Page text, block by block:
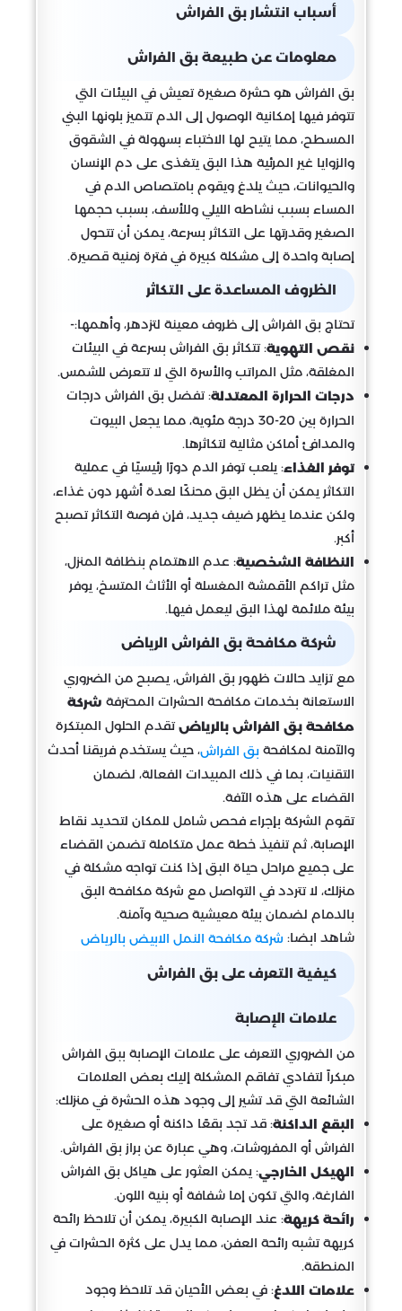
أسباب انتشار بق الفراش
معلومات عن طبيعة بق الفراش
بق الفراش هو حشرة صغيرة تعيش في البيئات التي
تتوفر فيها إمكانية الوصول إلى الدم تتميز بلونها البني
المسطح، مما يتيح لها الاختباء بسهولة في الشقوق
والزوايا غير المرئية هذا البق يتغذى على دم الإنسان
والحيوانات، حيث يلدغ ويقوم بامتصاص الدم في
المساء بسبب نشاطه الليلي وللأسف، بسبب حجمها
الصغير وقدرتها على التكاثر بسرعة، يمكن أن تتحول
إصابة واحدة إلى مشكلة كبيرة في فترة زمنية قصيرة.
الظروف المساعدة على التكاثر
تحتاج بق الفراش إلى ظروف معينة لتزدهر، وأهمها:-
نقص التهوية: تتكاثر بق الفراش بسرعة في البيئات
المغلقة، مثل المراتب والأسرة التي لا تتعرض للشمس.
درجات الحرارة المعتدلة: تفضل بق الفراش درجات
الحرارة بين 20-30 درجة مئوية، مما يجعل البيوت
والمدافئ أماكن مثالية لتكاثرها.
توفر الغذاء: يلعب توفر الدم دورًا رئيسيًا في عملية
التكاثر يمكن أن يظل البق محنكًا لعدة أشهر دون غذاء،
ولكن عندما يظهر ضيف جديد، فإن فرصة التكاثر تصبح
أكبر.
النظافة الشخصية: عدم الاهتمام بنظافة المنزل،
مثل تراكم الأقمشة المغسلة أو الأثاث المتسخ، يوفر
بيئة ملائمة لهذا البق ليعمل فيها.
شركة مكافحة بق الفراش الرياض
مع تزايد حالات ظهور بق الفراش، يصبح من الضروري
الاستعانة بخدمات مكافحة الحشرات المحترفة شركة
مكافحة بق الفراش بالرياضتقدم الحلول المبتكرة
والآمنة لمكافحة بق الفراش، حيث يستخدم فريقنا أحدث
التقنيات، بما في ذلك المبيدات الفعالة، لضمان
القضاء على هذه الآفة.
تقوم الشركة بإجراء فحص شامل للمكان لتحديد نقاط
الإصابة، ثم تنفيذ خطة عمل متكاملة تضمن القضاء
على جميع مراحل حياة البق إذا كنت تواجه مشكلة في
منزلك، لا تتردد في التواصل مع شركة مكافحة البق
بالدمام لضمان بيئة معيشية صحية وآمنة.
شاهد ابضا: شركة مكافحة النمل الابيض بالرياض
كيفية التعرف على بق الفراش
علامات الإصابة
من الضروري التعرف على علامات الإصابة ببق الفراش
مبكراً لتفادي تفاقم المشكلة إليك بعض العلامات
الشائعة التي قد تشير إلى وجود هذه الحشرة في منزلك:
البقع الداكنة: قد تجد بقعًا داكنة أو صغيرة على
الفراش أو المفروشات، وهي عبارة عن براز بق الفراش.
الهيكل الخارجي: يمكن العثور على هياكل بق الفراش
الفارغة، والتي تكون إما شفافة أو بنية اللون.
رائحة كريهة: عند الإصابة الكبيرة، يمكن أن تلاحظ رائحة
كريهة تشبه رائحة العفن، مما يدل على كثرة الحشرات في
المنطقة.
علامات اللدغ: في بعض الأحيان قد تلاحظ وجود